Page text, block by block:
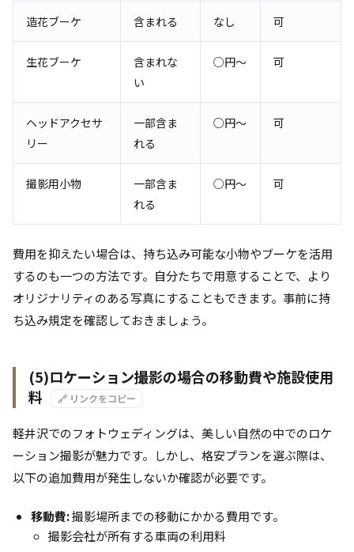
造花ブーケ 含まれる なし 可
生花ブーケ
含まれな
い
○円〜 可
ヘッドアクセサ
リー
一部含ま
れる
○円〜 可
撮影用小物
一部含ま
れる
○円〜 可
費用を抑えたい場合は、持ち込み可能な小物やブーケを活用
するのも一つの方法です。自分たちで用意することで、より
オリジナリティのある写真にすることもできます。事前に持
ち込み規定を確認しておきましょう。
(5)ロケーション撮影の場合の移動費や施設使用
料
🔗 リンクをコピー
軽井沢でのフォトウェディングは、美しい自然の中でのロケ
ーション撮影が魅力です。しかし、格安プランを選ぶ際は、
以下の追加費用が発生しないか確認が必要です。
移動費:撮影場所までの移動にかかる費用です。
撮影会社が所有する車両の利用料